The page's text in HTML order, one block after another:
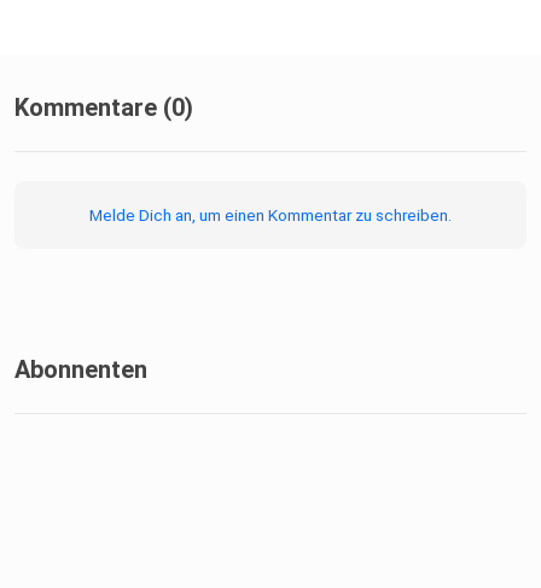
Kommentare (0)
Melde Dich an, um einen Kommentar zu schreiben.
Abonnenten